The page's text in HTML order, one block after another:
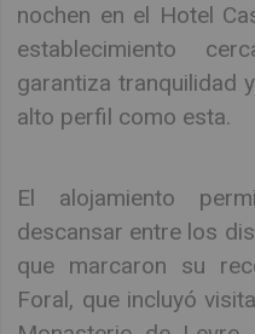
nochen en el Hotel
establecimiento
garantiza tranquilidad
alto perfil como esta.
El alojamiento
descansar entre los
que marcaron su
Foral, que incluyó